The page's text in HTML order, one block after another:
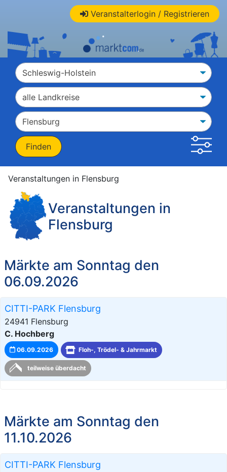
Veranstalterlogin / Registrieren
Veranstaltungen in Flensburg
Veranstaltungen in
Flensburg
Märkte am Sonntag den
06.09.2026
CITTI-PARK Flensburg
24941 Flensburg
C. Hochberg
06.09.2026 Floh-, Trödel- & Jahrmarkt
teilweise überdacht
Märkte am Sonntag den
11.10.2026
CITTI-PARK Flensburg